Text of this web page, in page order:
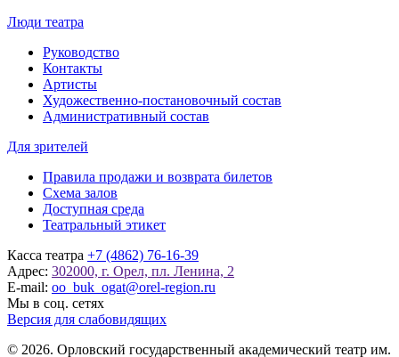
Люди театра
Руководство
Контакты
Артисты
Художественно-постановочный состав
Административный состав
Для зрителей
Правила продажи и возврата билетов
Схема залов
Доступная среда
Театральный этикет
Касса театра +7 (4862) 76-16-39
Адрес: 302000, г. Орел, пл. Ленина, 2
E-mail: oo_buk_ogat@orel-region.ru
Мы в соц. сетях
Версия для слабовидящих
© 2026. Орловский государственный академический театр им.